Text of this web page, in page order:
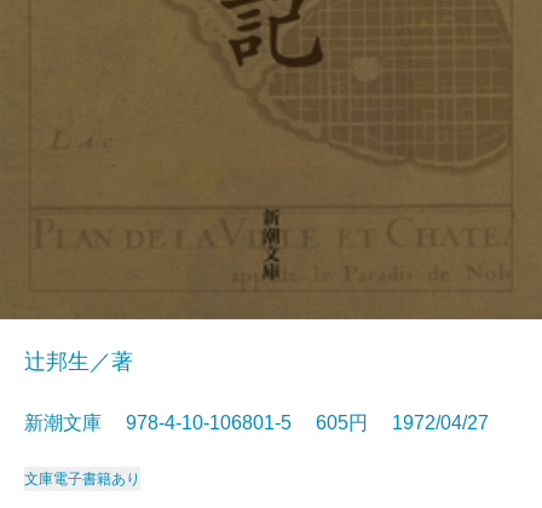
辻邦生／著
新潮文庫 978-4-10-106801-5 605円 1972/04/27
文庫電子書籍あり